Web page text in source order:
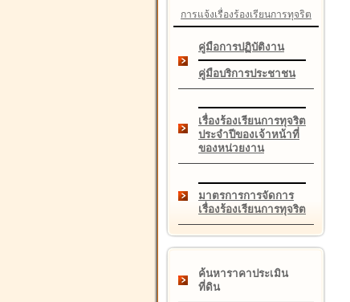
การแจ้งเรื่องร้องเรียนการทุจริต
คู่มือการปฏิบัติงาน
คู่มือบริการประชาชน
เรื่องร้องเรียนการทุจริต
ประจำปีของเจ้าหน้าที่
ของหน่วยงาน
มาตรการการจัดการ
เรื่องร้องเรียนการทุจริต
ค้นหาราคาประเมิน
ที่ดิน